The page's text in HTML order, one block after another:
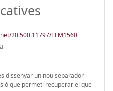
20.500.11797/TFM1560
dissenyar un nou separador
que permeti recuperar el que